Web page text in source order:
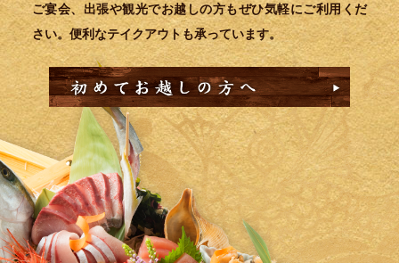
ご宴会、出張や観光でお越しの方もぜひ気軽にご利用くだ
さい。便利なテイクアウトも承っています。